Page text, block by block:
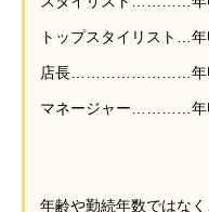
トップスタイリスト…
店長……………………年収
マネージャー…………年
年齢や勤続年数ではな